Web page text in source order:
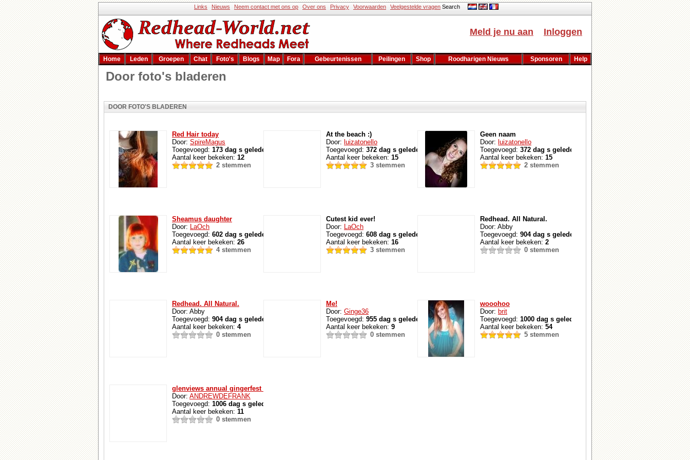
Links Nieuws Neem contact met ons op Over ons Privacy Voorwaarden Veelgestelde vragen Search
Meld je nu aan Inloggen
Home Leden Groepen Chat Foto's Blogs Map Fora Gebeurtenissen Peilingen Shop Roodharigen Nieuws Sponsoren Help
Door foto's bladeren
DOOR FOTO'S BLADEREN
Red Hair today
Door: SpireMagus
Toegevoegd: 173 dag s geleden
Aantal keer bekeken: 12
2 stemmen
At the beach :)
Door: luizatonello
Toegevoegd: 372 dag s geleden
Aantal keer bekeken: 15
3 stemmen
Geen naam
Door: luizatonello
Toegevoegd: 372 dag s geleden
Aantal keer bekeken: 15
2 stemmen
Sheamus daughter
Door: LaOch
Toegevoegd: 602 dag s geleden
Aantal keer bekeken: 26
4 stemmen
Cutest kid ever!
Door: LaOch
Toegevoegd: 608 dag s geleden
Aantal keer bekeken: 16
3 stemmen
Redhead. All Natural.
Door: Abby
Toegevoegd: 904 dag s geleden
Aantal keer bekeken: 2
0 stemmen
Redhead. All Natural.
Door: Abby
Toegevoegd: 904 dag s geleden
Aantal keer bekeken: 4
0 stemmen
Me!
Door: Ginge36
Toegevoegd: 955 dag s geleden
Aantal keer bekeken: 9
0 stemmen
wooohoo
Door: brit
Toegevoegd: 1000 dag s geleden
Aantal keer bekeken: 54
5 stemmen
glenviews annual gingerfest hosted by me
Door: ANDREWDEFRANK
Toegevoegd: 1006 dag s geleden
Aantal keer bekeken: 11
0 stemmen